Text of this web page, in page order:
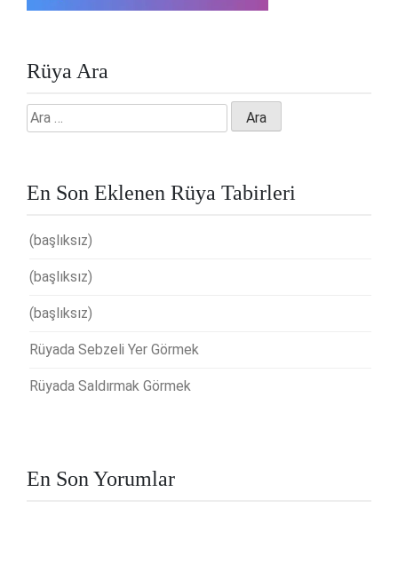
Rüya Ara
Arama:
En Son Eklenen Rüya Tabirleri
(başlıksız)
(başlıksız)
(başlıksız)
Rüyada Sebzeli Yer Görmek
Rüyada Saldırmak Görmek
En Son Yorumlar